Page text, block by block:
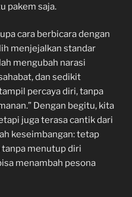
pakem saja.
cara berbicara dengan
menjejalkan standar
mengubah narasi
dan sedikit
percaya diri, tanpa
Dengan begitu, kita
juga terasa cantik dari
keseimbangan: tetap
tanpa menutup diri
menambah pesona